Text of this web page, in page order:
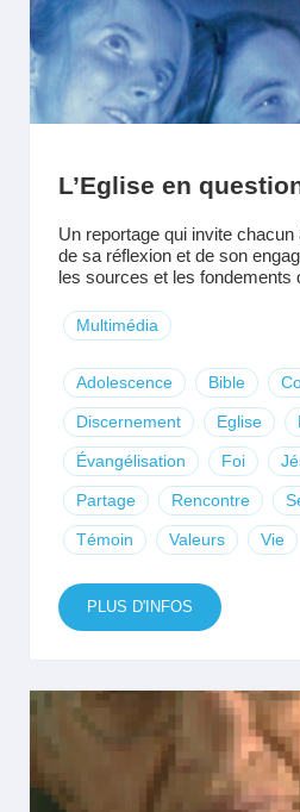
L’Eglise en
Un reportage qui invite
de sa réflexion et de son
les sources et les fondements
Multimédia
Adolescence Bible
Discernement Eglise
Évangélisation Foi
Partage Rencontre
Témoin Valeurs Vie
PLUS D'INFOS